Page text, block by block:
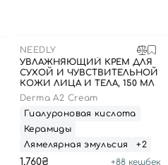
NEEDLY
УВЛАЖНЯЮЩИЙ КРЕМ ДЛЯ
СУХОЙ И ЧУВСТВИТЕЛЬНОЙ
КОЖИ ЛИЦА И ТЕЛА, 150 МЛ
Derma A2 Cream
Гиалуроновая кислота
Керамиды
Лямелярная эмульсия
+2
1,760₴ +88 кешбек
Регистрация